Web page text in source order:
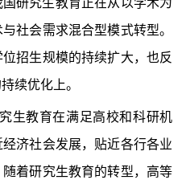
研究生教育正在从以学术为
社会需求混合型模式转型。
招生规模的持续扩大，也反
续优化上。
生教育在满足高校和科研机
济社会发展，贴近各行各业
着研究生教育的转型，高等